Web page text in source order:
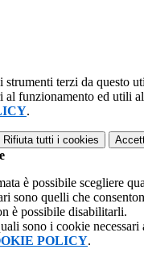
strumenti terzi da questo
al funzionamento ed utili
.
Rifiuta tutti i cookies
è possibile scegliere
sono quelli che
è possibile disabilitarli.
sono i cookie
POLICY.